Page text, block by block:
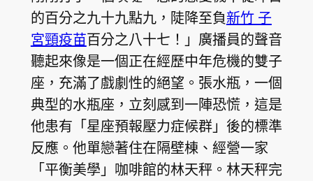
的百分之九十九點九，陡降至負新竹 子
宮頸疫苗百分之八十七！」廣播員的聲音
聽起來像是一個正在經歷中年危機的雙子
座，充滿了戲劇性的絕望。張水瓶，一個
典型的水瓶座，立刻感到一陣恐慌，這是
他患有「星座預報壓力症候群」後的標準
反應。他單戀著住在隔壁棟、經營一家
「平衡美學」咖啡館的林天秤。林天秤完